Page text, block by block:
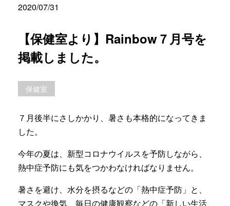
2020/07/31
【保健室より】Rainbow７月号を
掲載しました。
保健室
７月後半にさしかかり、暑さも本格的になってきま
した。
今年の夏は、新型コロナウイルスを予防しながら、
熱中症予防にも気をつかわなければなりません。
暑さを避け、水分を摂るなどの「熱中症予防」と、
マスクや換気、毎日の健康観察などの「新しい生活